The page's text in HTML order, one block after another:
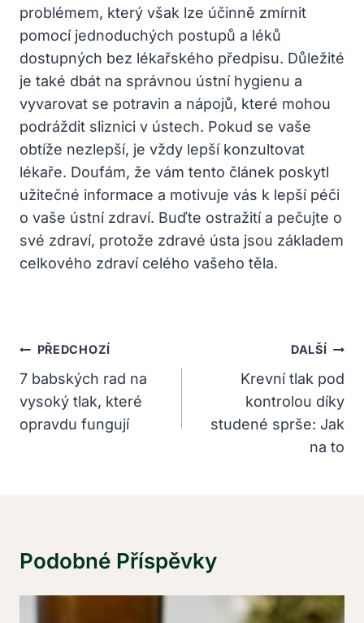
problémem, který však lze účinně zmírnit
pomocí jednoduchých postupů a léků
dostupných bez lékařského předpisu. Důležité
je také dbát na správnou ústní hygienu a
vyvarovat se potravin a nápojů, které mohou
podráždit sliznici v ústech. Pokud se vaše
obtíže nezlepší, je vždy lepší konzultovat
lékaře. Doufám, že vám tento článek poskytl
užitečné informace a motivuje vás k lepší péči
o vaše ústní zdraví. Buďte ostražití a pečujte o
své zdraví, protože zdravé ústa jsou základem
celkového zdraví celého vašeho těla.
Navigace
Pro
Příspěvek
PŘEDCHOZÍ
7 babských rad na
vysoký tlak, které
opravdu fungují
DALŠÍ
Krevní tlak pod
kontrolou díky
studené sprše: Jak
na to
Podobné Příspěvky